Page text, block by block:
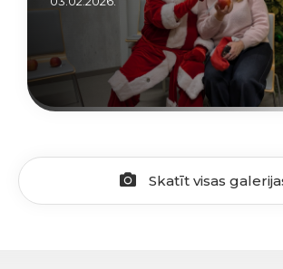
Skatīt visas